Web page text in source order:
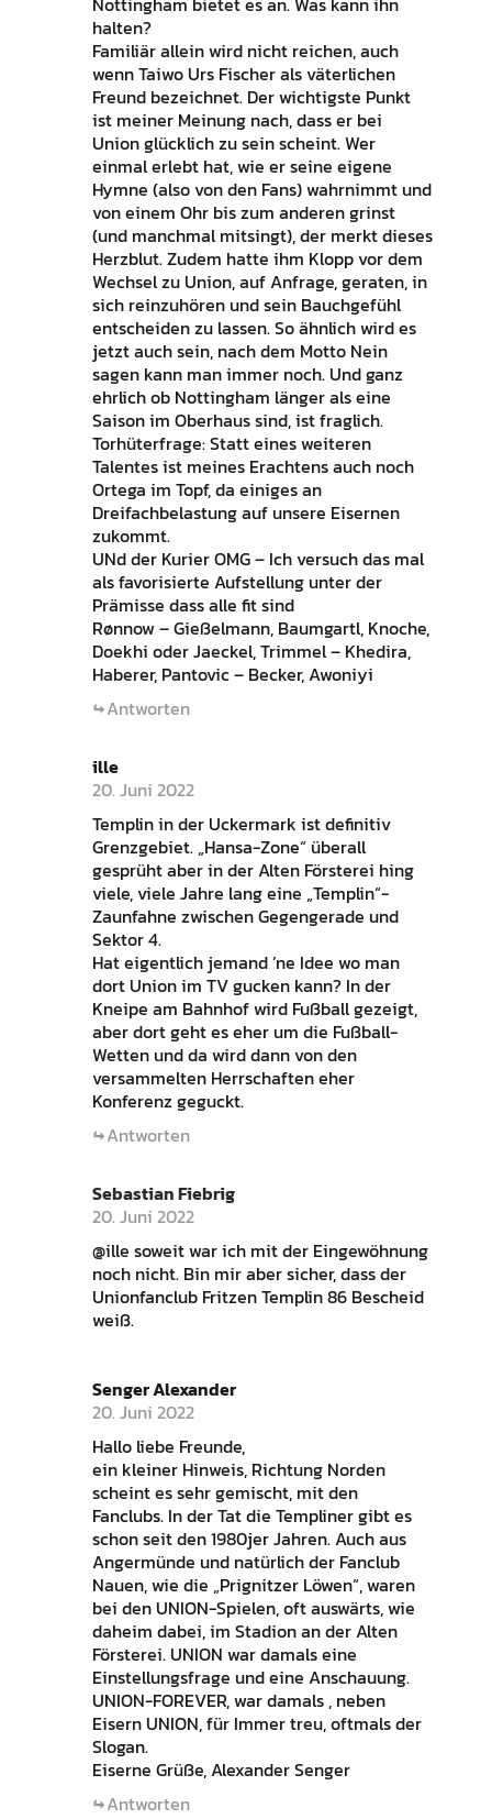
halten?
Familiär allein wird nicht reichen, auch
wenn Taiwo Urs Fischer als väterlichen
Freund bezeichnet. Der wichtigste Punkt
ist meiner Meinung nach, dass er bei
Union glücklich zu sein scheint. Wer
einmal erlebt hat, wie er seine eigene
Hymne (also von den Fans) wahrnimmt und
von einem Ohr bis zum anderen grinst
(und manchmal mitsingt), der merkt dieses
Herzblut. Zudem hatte ihm Klopp vor dem
Wechsel zu Union, auf Anfrage, geraten, in
sich reinzuhören und sein Bauchgefühl
entscheiden zu lassen. So ähnlich wird es
jetzt auch sein, nach dem Motto Nein
sagen kann man immer noch. Und ganz
ehrlich ob Nottingham länger als eine
Saison im Oberhaus sind, ist fraglich.
Torhüterfrage: Statt eines weiteren
Talentes ist meines Erachtens auch noch
Ortega im Topf, da einiges an
Dreifachbelastung auf unsere Eisernen
zukommt.
UNd der Kurier OMG – Ich versuch das mal
als favorisierte Aufstellung unter der
Prämisse dass alle fit sind
Rønnow – Gießelmann, Baumgartl, Knoche,
Doekhi oder Jaeckel, Trimmel – Khedira,
Haberer, Pantovic – Becker, Awoniyi
Antworten
ille
20. Juni 2022
Templin in der Uckermark ist definitiv
Grenzgebiet. „Hansa-Zone“ überall
gesprüht aber in der Alten Försterei hing
viele, viele Jahre lang eine „Templin“-
Zaunfahne zwischen Gegengerade und
Sektor 4.
Hat eigentlich jemand ’ne Idee wo man
dort Union im TV gucken kann? In der
Kneipe am Bahnhof wird Fußball gezeigt,
aber dort geht es eher um die Fußball-
Wetten und da wird dann von den
versammelten Herrschaften eher
Konferenz geguckt.
Antworten
Sebastian Fiebrig
20. Juni 2022
@ille soweit war ich mit der Eingewöhnung
noch nicht. Bin mir aber sicher, dass der
Unionfanclub Fritzen Templin 86 Bescheid
weiß.
Senger Alexander
20. Juni 2022
Hallo liebe Freunde,
ein kleiner Hinweis, Richtung Norden
scheint es sehr gemischt, mit den
Fanclubs. In der Tat die Templiner gibt es
schon seit den 1980jer Jahren. Auch aus
Angermünde und natürlich der Fanclub
Nauen, wie die „Prignitzer Löwen“, waren
bei den UNION-Spielen, oft auswärts, wie
daheim dabei, im Stadion an der Alten
Försterei. UNION war damals eine
Einstellungsfrage und eine Anschauung.
UNION-FOREVER, war damals , neben
Eisern UNION, für Immer treu, oftmals der
Slogan.
Eiserne Grüße, Alexander Senger
Antworten